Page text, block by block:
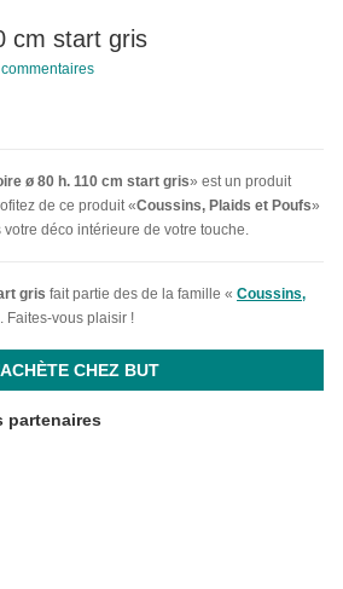
cm start gris
ø 80 h. 110 cm start gris» est un produit
de ce produit «Coussins, Plaids et Poufs»
déco intérieure de votre touche.
gris fait partie des de la famille « Coussins,
Faites-vous plaisir !
CHEZ BUT
partenaires